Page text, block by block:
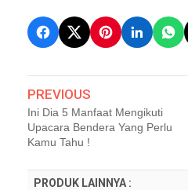
PREVIOUS
Ini Dia 5 Manfaat Mengikuti
Upacara Bendera Yang Perlu
Kamu Tahu !
PRODUK LAINNYA :